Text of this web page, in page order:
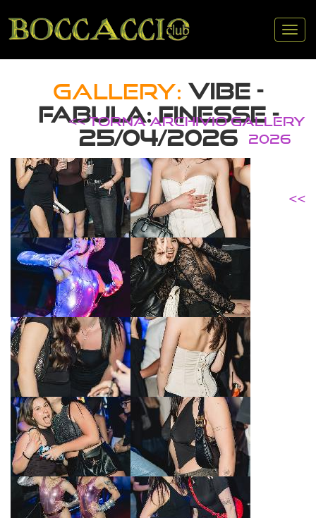
GALLERY: VIBE -
FABULA: FINESSE -
25/04/2026
<< TORNA ARCHIVIO GALLERY
2026
<<